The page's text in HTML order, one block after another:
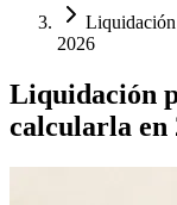
2026
Liquidación
calcularla en